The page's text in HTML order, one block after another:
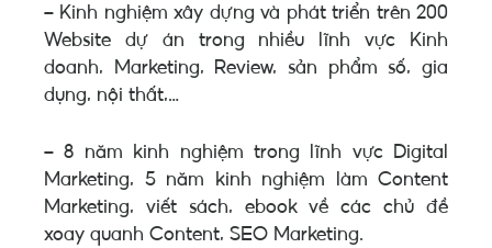
– Kinh nghiệmxây dựng và phát triển trên 200
Website dự án trong nhiều lĩnh vực Kinh
doanh, Marketing, Review, sản phẩm số, gia
dụng, nội thất,…
–8 năm kinh nghiệm trong lĩnh vực Digital
Marketing, 5 năm kinh nghiệm làm Content
Marketing, viết sách, ebook về các chủ đề
xoay quanh Content, SEO Marketing.